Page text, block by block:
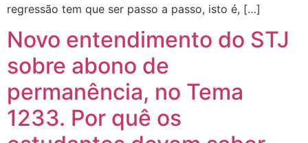
regressão tem que ser passo a passo, isto é, […]
Novo entendimento do STJ
sobre abono de
permanência, no Tema
1233. Por quê os